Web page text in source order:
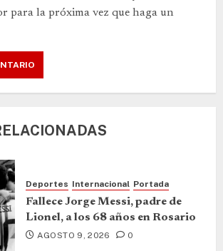
para la próxima vez que haga un
Deportes Internacional Portada
Fallece Jorge Messi, padre de
Lionel, a los 68 años en Rosario
AGOSTO 9, 2026 0